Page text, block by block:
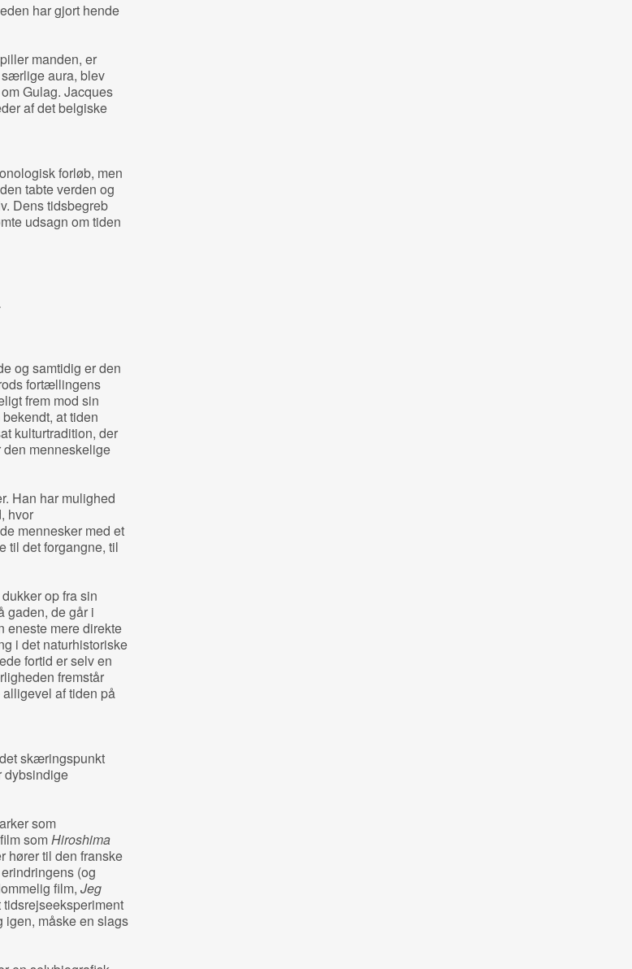
har gjort hende
manden, er
aura, blev
Gulag. Jacques
af det belgiske
forløb, men
tabte verden og
Dens tidsbegreb
udsagn om tiden
og samtidig er den
fortællingens
frem mod sin
at tiden
kulturtradition, der
menneskelige
Han har mulighed
hvor
mennesker med et
til det forgangne, til
op fra sin
gaden, de går i
eneste mere direkte
i det naturhistoriske
fortid er selv en
fremstår
af tiden på
skæringspunkt
dybsindige
som
somHiroshima
hører til den franske
(og
film, Jeg
måske en slags